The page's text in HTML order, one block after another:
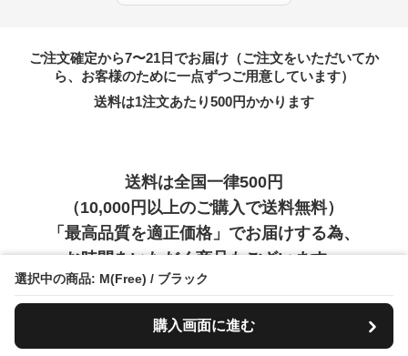
選択中の商品: M(Free) / ブラック
購入画面に進む
ご注文確定から7〜21日でお届け（ご注文をいただいてか
ら、お客様のために一点ずつご用意しています）
送料は1注文あたり500円かかります
送料は全国一律500円
（10,000円以上のご購入で送料無料）
「最高品質を適正価格」でお届けする為、
お時間をいただく商品もございます。
お支払い方法について